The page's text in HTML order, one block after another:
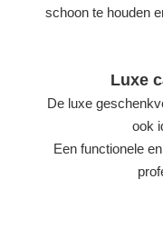
schoon te houden
Luxe
De luxe
ook
Een functionele